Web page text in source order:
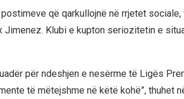
që qarkullojnë në rrjetet sociale,
Jimenez. Klubi e kupton seriozitetin e
për ndeshjen e nesërme të Ligës
të mëtejshme në këtë kohë”, thuhet